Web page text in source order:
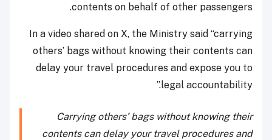
contents on behalf of other passengers.
In a video shared on X, the Ministry said “carrying
others’ bags without knowing their contents can
delay your travel procedures and expose you to
legal accountability.”
Carrying others’ bags without knowing their
contents can delay your travel procedures and